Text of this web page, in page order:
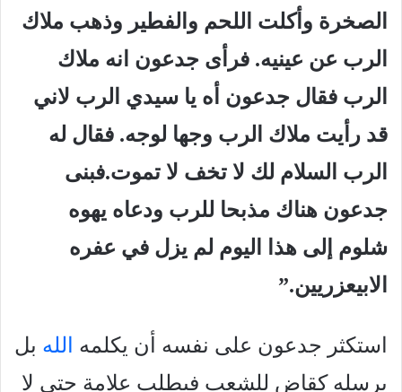
الصخرة وأكلت اللحم والفطير وذهب ملاك
الرب عن عينيه. فرأى جدعون انه ملاك
الرب فقال جدعون أه يا سيدي الرب لاني
قد رأيت ملاك الرب وجها لوجه. فقال له
الرب السلام لك لا تخف لا تموت.فبنى
جدعون هناك مذبحا للرب ودعاه يهوه
شلوم إلى هذا اليوم لم يزل في عفره
الابيعزريين.”
استكثر جدعون على نفسه أن يكلمه الله بل
يرسله كقاض للشعب فيطلب علامة حتى لا